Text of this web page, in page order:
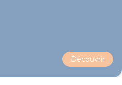
Découvrir